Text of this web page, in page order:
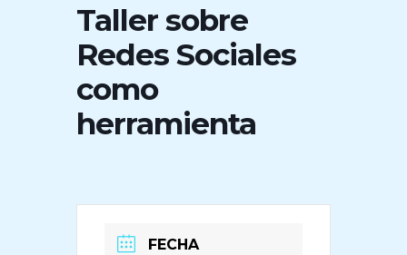
Taller sobre
Redes Sociales
como
herramienta
FECHA